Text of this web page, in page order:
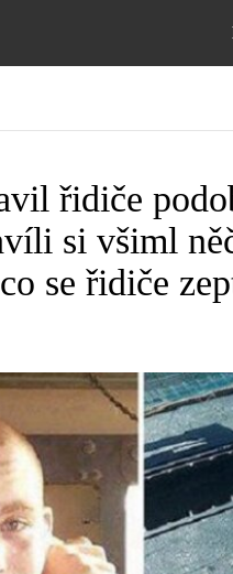
řidiče
si všiml
se řidiče